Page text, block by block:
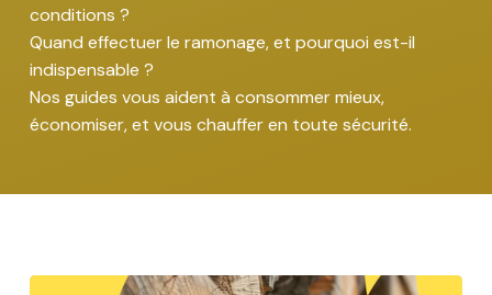
conditions ?
Quand effectuer le ramonage, et pourquoi est-il
indispensable ?
Nos guides vous aident à consommer mieux,
économiser, et vous chauffer en toute sécurité.